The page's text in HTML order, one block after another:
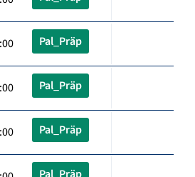
Pal_Präp
Pal_Präp
Pal_Präp